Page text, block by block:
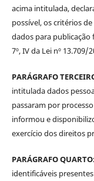
acima intitulada,
possível, os critérios
dados para publicação
7º, IV da Lei nº 13.709/
PARÁGRAFO
intitulada dados
passaram por
informou e
exercício dos direitos
PARÁGRAFO
identificáveis